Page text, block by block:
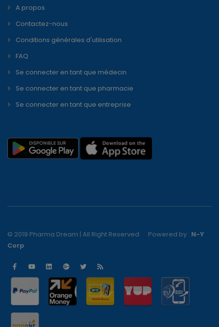
A propos
Contactez-nous
Conditions générales d'utilisation
FAQ
Se connecter en tant que médecin
Se connecter en tant que pharmacie
Se connecter en tant que entreprise
© 2019 Pharma Dream | All Right Reserved Powered by : N-Y
Corp